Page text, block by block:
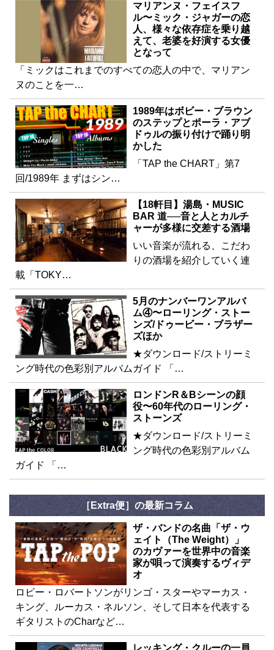
マリアンヌ・フェイスフ
ル〜ミック・ジャガーの恋
人、様々な依存症を乗り越
えて、老婆を好演する女優
となって
「ミックはこれまでのすべての恋人の中で、マリアン
ヌのことを一…
1989年はボビー・ブラウン
のステップとポーラ・アブ
ドゥルの振り付けで踊り明
かした
「TAP the CHART」第7
回/1989年 まずはシン…
【18軒目】湯島・MUSIC
BAR 道──音と人とカルチ
ャーが多様に交差する酒場
いい音楽が流れる、こだわ
りの酒場を紹介していく連
載「TOKY…
5月のナンバーワンアルバ
ム④〜ローリング・ストー
ンズ/ドゥービー・ブラザー
ズほか
★ダウンロード/ストリーミ
ング時代の色彩別アルバムガイド 「…
ロンドンR＆Bシーンの顔
役〜60年代のローリング・
ストーンズ
★ダウンロード/ストリーミ
ング時代の色彩別アルバム
ガイド 「…
［Extra便］の最新コラム
ザ・バンドの名曲「ザ・ウ
ェイト（The Weight）」
のカヴァーを世界中の音楽
家が唄って演奏するヴィデ
オ
ロビー・ロバートソンがリンゴ・スターやマーカス・
キング、ルーカス・ネルソン、そして日本を代表する
ギタリストのCharなど…